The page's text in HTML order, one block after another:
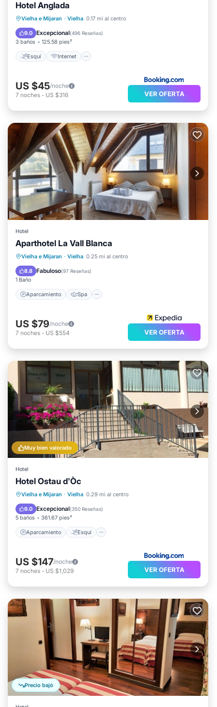
Hotel Anglada
Vielha e Mijaran · Vielha 0.17 mi al centro
9.0 Excepcional(496 Reseñas)
3 baños 125.58 pies²
Esquí Internet
Esquí Internet
Apto para niños
TV
US $45/noche
7 noches - US $316 VER OFERTA
Hotel
Aparthotel La Vall Blanca
Vielha e Mijaran · Vielha 0.25 mi al centro
8.8 Fabuloso(97 Reseñas)
1 Baño
Aparcamiento Spa
Aparcamiento Spa
Balcón/Terraza
US $79/noche
7 noches - US $554 VER OFERTA
Muy bien valorado
Hotel
Hotel Ostau d'Òc
Vielha e Mijaran · Vielha 0.29 mi al centro
9.0 Excepcional(350 Reseñas)
5 baños 361.67 pies²
Aparcamiento Esquí
Aparcamiento
Esquí
Balcón/Terraza
US $147/noche
7 noches - US $1,029 VER OFERTA
Precio bajó